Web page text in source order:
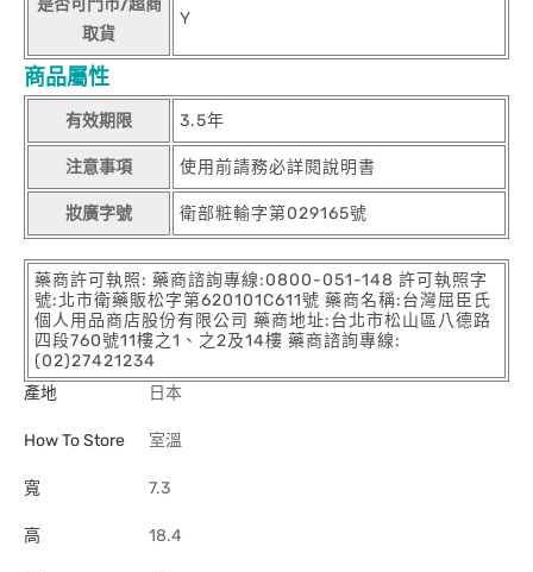
是否可門市/超商
取貨
Y
商品屬性
有效期限 3.5年
注意事項 使用前請務必詳閱說明書
妝廣字號 衛部粧輸字第029165號
藥商許可執照: 藥商諮詢專線:0800-051-148 許可執照字
號:北市衛藥販松字第620101C611號 藥商名稱:台灣屈臣氏
個人用品商店股份有限公司 藥商地址:台北市松山區八德路
四段760號11樓之1、之2及14樓 藥商諮詢專線:
(02)27421234
產地
日本
How To Store 室溫
寬 7.3
高 18.4